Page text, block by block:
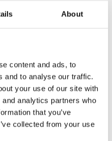
About
content and ads, to
and to analyse our traffic.
your use of our site with
analytics partners who
that you’ve
collected from your use
nye digitale